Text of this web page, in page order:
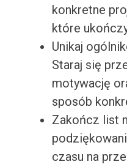
konkretne
które
Unikaj
Staraj się
motywację
sposób
Zakończ list
czasu na